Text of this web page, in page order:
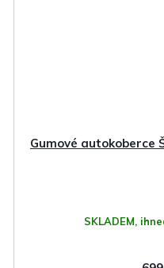
Gumové autokoberce
SKLADEM,